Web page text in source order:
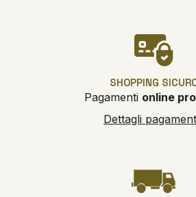
SHOPPING
Pagamenti online
Dettagli